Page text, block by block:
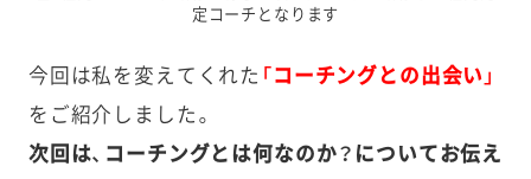
定コーチとなります
今回は私を変えてくれた 「コーチングとの出会い」
をご紹介しました。
次回は、コーチングとは何なのか？についてお伝え